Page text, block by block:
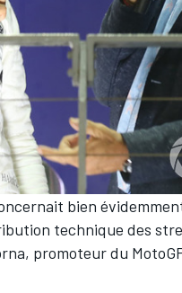
bien
technique des
promoteur du